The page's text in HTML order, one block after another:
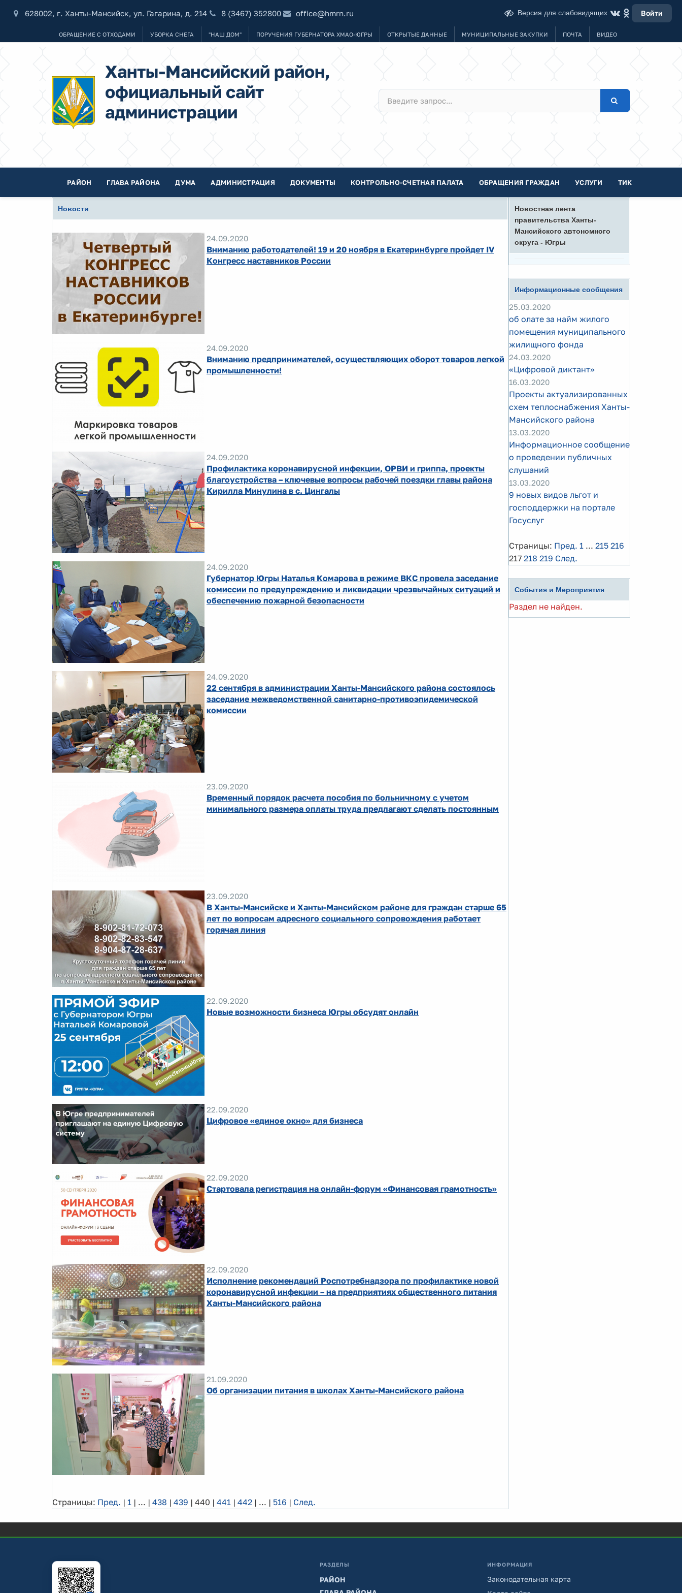
628002, г. Ханты-Мансийск, ул. Гагарина, д. 214 8 (3467) 352800 office@hmrn.ru Версия для слабовидящих Войти
ОБРАЩЕНИЕ С ОТХОДАМИ УБОРКА СНЕГА "НАШ ДОМ" ПОРУЧЕНИЯ ГУБЕРНАТОРА ХМАО-ЮГРЫ ОТКРЫТЫЕ ДАННЫЕ МУНИЦИПАЛЬНЫЕ ЗАКУПКИ ПОЧТА ВИДЕО
Ханты-Мансийский район,
официальный сайт
администрации
РАЙОН ГЛАВА РАЙОНА ДУМА АДМИНИСТРАЦИЯ ДОКУМЕНТЫ КОНТРОЛЬНО-СЧЕТНАЯ ПАЛАТА ОБРАЩЕНИЯ ГРАЖДАН УСЛУГИ ТИК
Новости
24.09.2020
Вниманию работодателей! 19 и 20 ноября в Екатеринбурге пройдет IV
Конгресс наставников России
24.09.2020
Вниманию предпринимателей, осуществляющих оборот товаров легкой
промышленности!
24.09.2020
Профилактика коронавирусной инфекции, ОРВИ и гриппа, проекты
благоустройства – ключевые вопросы рабочей поездки главы района
Кирилла Минулина в с. Цингалы
24.09.2020
Губернатор Югры Наталья Комарова в режиме ВКС провела заседание
комиссии по предупреждению и ликвидации чрезвычайных ситуаций и
обеспечению пожарной безопасности
24.09.2020
22 сентября в администрации Ханты-Мансийского района состоялось
заседание межведомственной санитарно-противоэпидемической
комиссии
23.09.2020
Временный порядок расчета пособия по больничному с учетом
минимального размера оплаты труда предлагают сделать постоянным
23.09.2020
В Ханты-Мансийске и Ханты-Мансийском районе для граждан старше 65
лет по вопросам адресного социального сопровождения работает
горячая линия
22.09.2020
Новые возможности бизнеса Югры обсудят онлайн
22.09.2020
Цифровое «единое окно» для бизнеса
22.09.2020
Стартовала регистрация на онлайн-форум «Финансовая грамотность»
22.09.2020
Исполнение рекомендаций Роспотребнадзора по профилактике новой
коронавирусной инфекции – на предприятиях общественного питания
Ханты-Мансийского района
21.09.2020
Об организации питания в школах Ханты-Мансийского района
Страницы: Пред. | 1 | ... | 438 | 439 | 440 | 441 | 442 | ... | 516 | След.
Новостная лента
правительства Ханты-
Мансийского автономного
округа - Югры
Информационные сообщения
25.03.2020
об олате за найм жилого
помещения муниципального
жилищного фонда
24.03.2020
«Цифровой диктант»
16.03.2020
Проекты актуализированных
схем теплоснабжения Ханты-
Мансийского района
13.03.2020
Информационное сообщение
о проведении публичных
слушаний
13.03.2020
9 новых видов льгот и
господдержки на портале
Госуслуг
Страницы: Пред. 1 ... 215 216
217 218 219 След.
События и Мероприятия
Раздел не найден.
РАЗДЕЛЫ
РАЙОН
ИНФОРМАЦИЯ
Законодательная карта